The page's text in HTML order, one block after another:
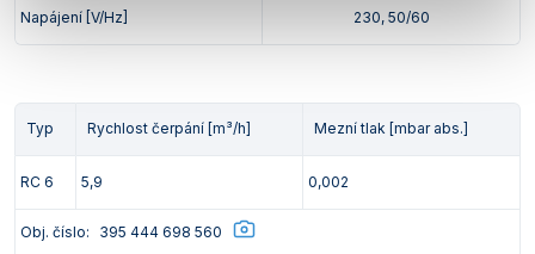
Napájení [V/Hz] 230, 50/60
Typ Rychlost čerpání [m³/h] Mezní tlak [mbar abs.]
RC 6 5,9 0,002
Obj. číslo: 395 444 698 560